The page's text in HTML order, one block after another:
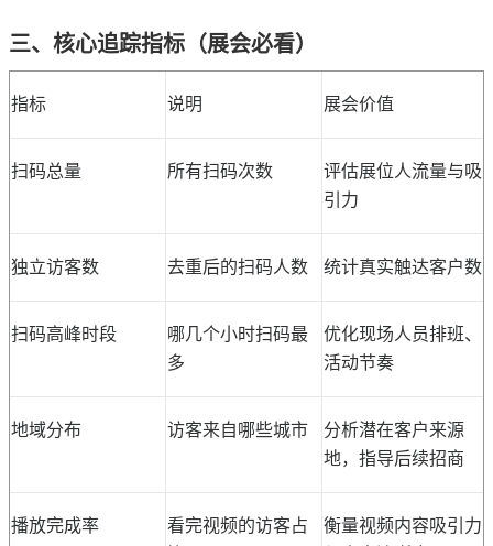
三、核心追踪指标（展会必看）
指标 说明 展会价值
扫码总量 所有扫码次数
评估展位人流量与吸
引力
独立访客数 去重后的扫码人数 统计真实触达客户数
扫码高峰时段
哪几个小时扫码最
多
优化现场人员排班、
活动节奏
地域分布 访客来自哪些城市
分析潜在客户来源
地，指导后续招商
播放完成率
看完视频的访客占
衡量视频内容吸引力